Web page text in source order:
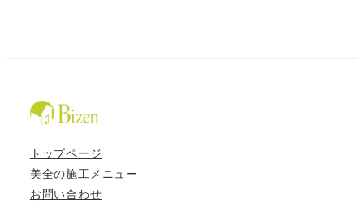
トップページ
美全の施工メニュー
お問い合わせ